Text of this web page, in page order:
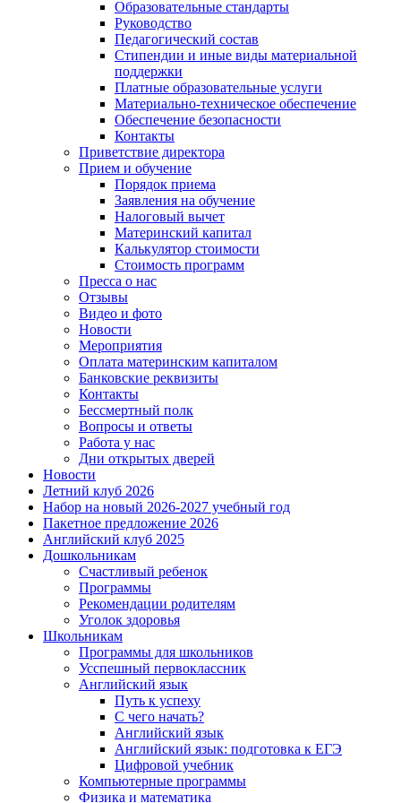
Образовательные стандарты
Руководство
Педагогический состав
Стипендии и иные виды материальной
поддержки
Платные образовательные услуги
Материально-техническое обеспечение
Обеспечение безопасности
Контакты
Приветствие директора
Прием и обучение
Порядок приема
Заявления на обучение
Налоговый вычет
Материнский капитал
Калькулятор стоимости
Стоимость программ
Пресса о нас
Отзывы
Видео и фото
Новости
Мероприятия
Оплата материнским капиталом
Банковские реквизиты
Контакты
Бессмертный полк
Вопросы и ответы
Работа у нас
Дни открытых дверей
Новости
Летний клуб 2026
Набор на новый 2026-2027 учебный год
Пакетное предложение 2026
Английский клуб 2025
Дошкольникам
Счастливый ребенок
Программы
Рекомендации родителям
Уголок здоровья
Школьникам
Программы для школьников
Усспешный первоклассник
Английский язык
Путь к успеху
С чего начать?
Английский язык
Английский язык: подготовка к ЕГЭ
Цифровой учебник
Компьютерные программы
Физика и математика